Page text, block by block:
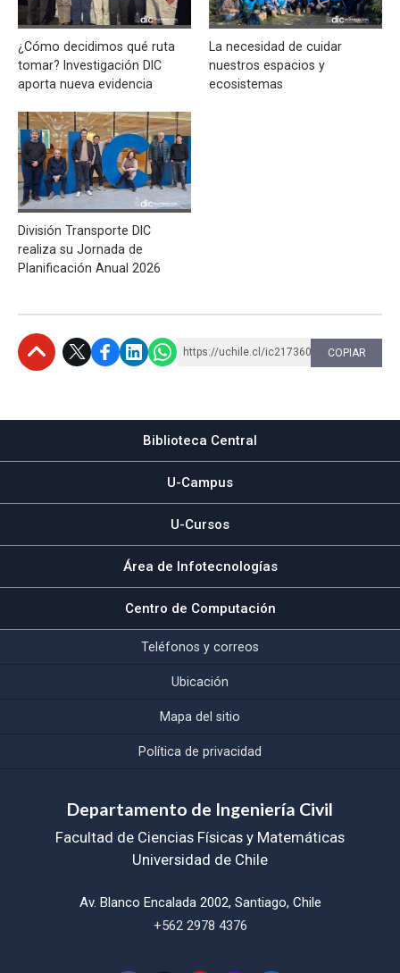
¿Cómo decidimos qué ruta
tomar? Investigación DIC
aporta nueva evidencia
La necesidad de cuidar
nuestros espacios y
ecosistemas
División Transporte DIC
realiza su Jornada de
Planificación Anual 2026
https://uchile.cl/ic217360 COPIAR
Biblioteca Central
U-Campus
U-Cursos
Área de Infotecnologías
Centro de Computación
Teléfonos y correos
Ubicación
Mapa del sitio
Política de privacidad
Departamento de Ingeniería Civil
Facultad de Ciencias Físicas y Matemáticas
Universidad de Chile
Av. Blanco Encalada 2002, Santiago, Chile
+562 2978 4376